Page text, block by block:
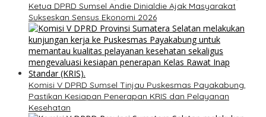
Ketua DPRD Sumsel Andie Dinialdie Ajak Masyarakat
Sukseskan Sensus Ekonomi 2026
Komisi V DPRD Sumsel Tinjau Puskesmas Payakabung,
Pastikan Kesiapan Penerapan KRIS dan Pelayanan
Kesehatan